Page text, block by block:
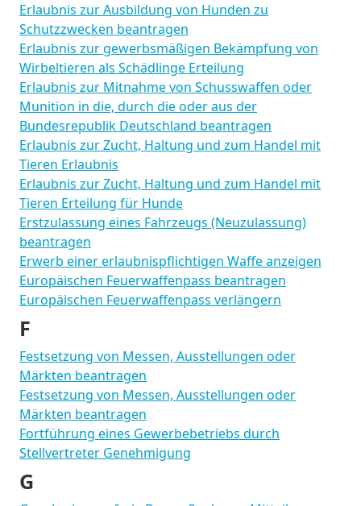
Erlaubnis zur Ausbildung von Hunden zu
Schutzzwecken beantragen
Erlaubnis zur gewerbsmäßigen Bekämpfung von
Wirbeltieren als Schädlinge Erteilung
Erlaubnis zur Mitnahme von Schusswaffen oder
Munition in die, durch die oder aus der
Bundesrepublik Deutschland beantragen
Erlaubnis zur Zucht, Haltung und zum Handel mit
Tieren Erlaubnis
Erlaubnis zur Zucht, Haltung und zum Handel mit
Tieren Erteilung für Hunde
Erstzulassung eines Fahrzeugs (Neuzulassung)
beantragen
Erwerb einer erlaubnispflichtigen Waffe anzeigen
Europäischen Feuerwaffenpass beantragen
Europäischen Feuerwaffenpass verlängern
F
Festsetzung von Messen, Ausstellungen oder
Märkten beantragen
Festsetzung von Messen, Ausstellungen oder
Märkten beantragen
Fortführung eines Gewerbebetriebs durch
Stellvertreter Genehmigung
G